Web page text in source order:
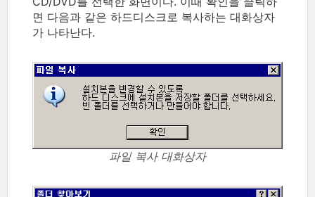
면 다음과 같은 하드디스크로 복사하는 대화상자
가 나타난다.
파일 복사 대화상자